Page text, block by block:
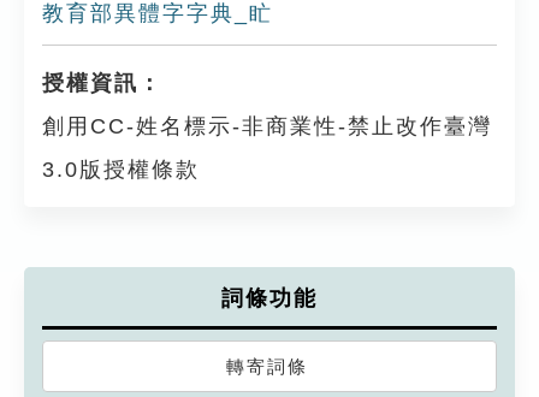
教育部異體字字典_盳
授權資訊：
創用CC-姓名標示-非商業性-禁止改作臺灣
3.0版授權條款
詞條功能
轉寄詞條